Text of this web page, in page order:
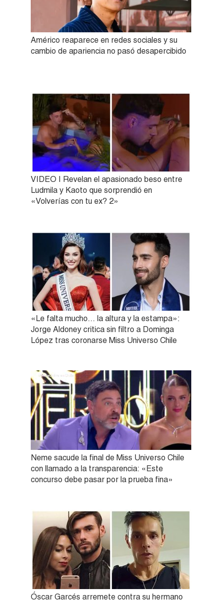
Américo reaparece en redes sociales y su
cambio de apariencia no pasó desapercibido
VIDEO | Revelan el apasionado beso entre
Ludmila y Kaoto que sorprendió en
«Volverías con tu ex? 2»
«Le falta mucho… la altura y la estampa»:
Jorge Aldoney critica sin filtro a Dominga
López tras coronarse Miss Universo Chile
Neme sacude la final de Miss Universo Chile
con llamado a la transparencia: «Este
concurso debe pasar por la prueba fina»
Óscar Garcés arremete contra su hermano